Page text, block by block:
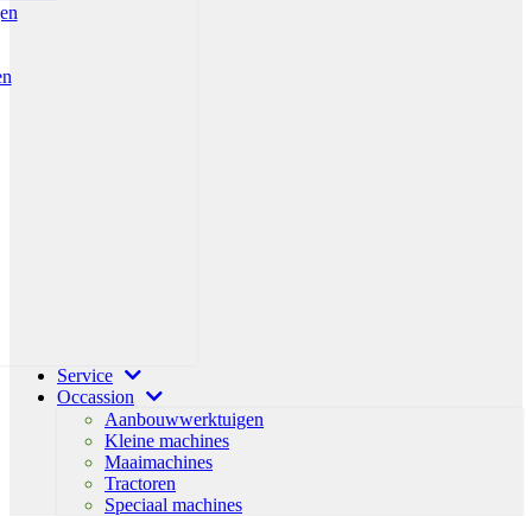
Service
Occassion
Aanbouwwerktuigen
Kleine machines
Maaimachines
Tractoren
Speciaal machines